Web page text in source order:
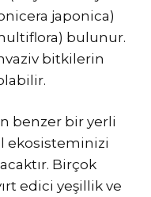
japonica)
bulunur.
bitkilerin
benzer bir yerli
ekosisteminizi
Birçok
edici yeşillik ve